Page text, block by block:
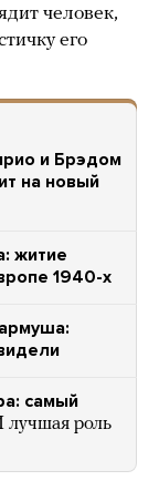
человек,
его
и Брэдом
на новый
житие
1940-х
самый
лучшая роль